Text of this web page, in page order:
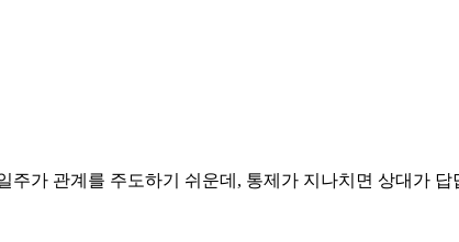
가 관계를 주도하기 쉬운데, 통제가 지나치면 상대가